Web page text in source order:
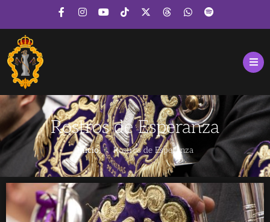
Rostros de Esperanza
Inicio Rostros de Esperanza